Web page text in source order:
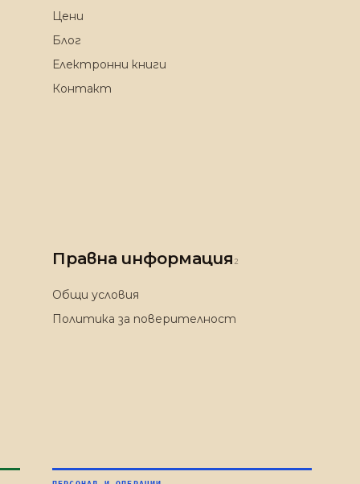
Цени
Блог
Електронни книги
Контакт
Правна информация 2
Общи условия
Политика за поверителност